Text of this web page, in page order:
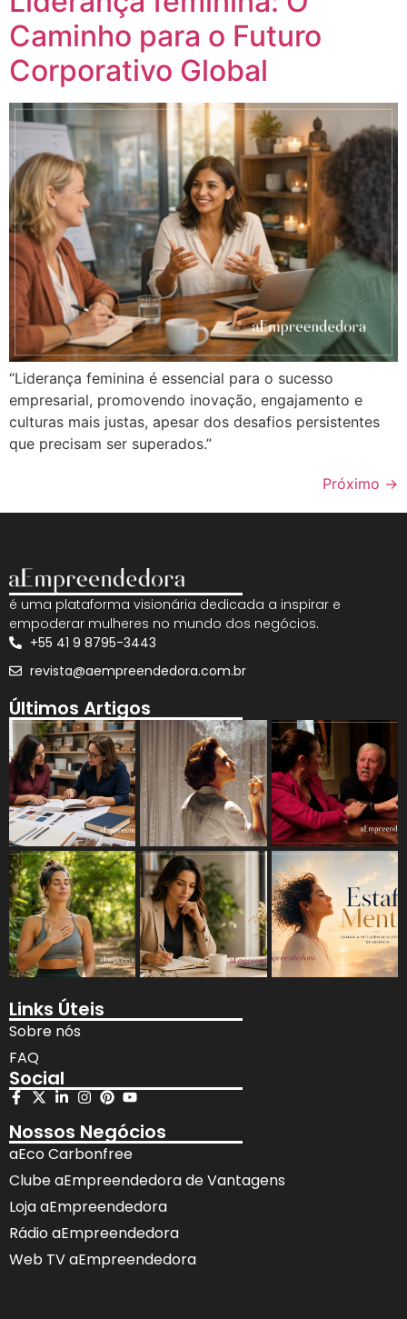
Caminho para o Futuro
Corporativo Global
“Liderança feminina é essencial para o sucesso
empresarial, promovendo inovação, engajamento e
culturas mais justas, apesar dos desafios persistentes
que precisam ser superados.”
Próximo →
é uma plataforma visionária dedicada a inspirar e
empoderar mulheres no mundo dos negócios.
+55 41 9 8795-3443
revista@aempreendedora.com.br
Últimos Artigos
Links Úteis
Sobre nós
FAQ
Social
Nossos Negócios
aEco Carbonfree
Clube aEmpreendedora de Vantagens
Loja aEmpreendedora
Rádio aEmpreendedora
Web TV aEmpreendedora